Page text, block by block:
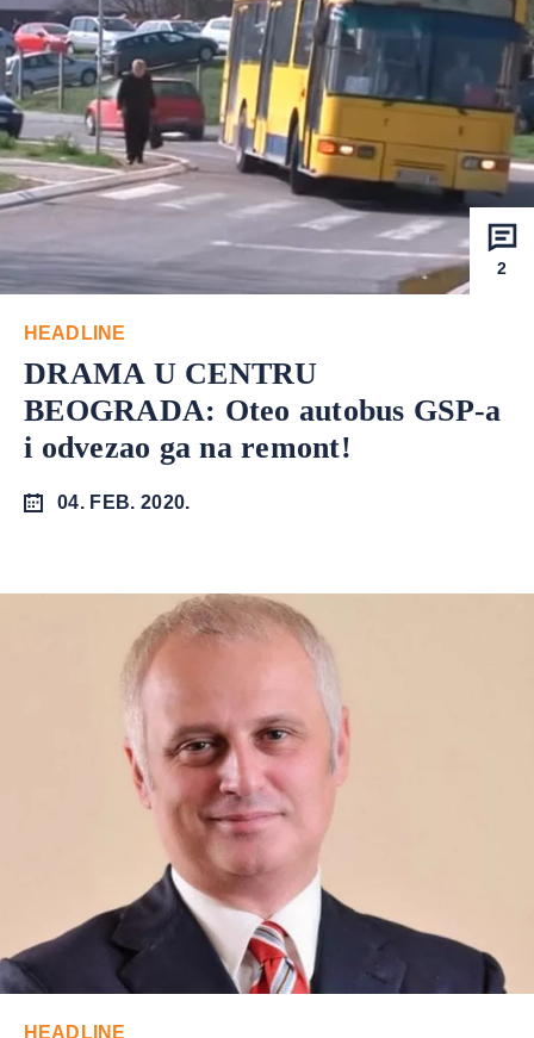
2
HEADLINE
DRAMA U CENTRU
BEOGRADA: Oteo autobus GSP-a
i odvezao ga na remont!
04. FEB. 2020.
HEADLINE